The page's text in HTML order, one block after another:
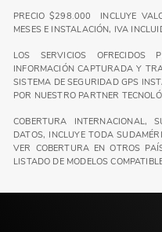
PRECIO $298.000 INCLUYE
MESES E INSTALACIÓN, IVA
LOS SERVICIOS OFRECIDOS
INFORMACIÓN CAPTURADA Y
SISTEMA DE SEGURIDAD GPS
POR NUESTRO PARTNER
COBERTURA INTERNACIONAL,
DATOS, INCLUYE TODA
VER COBERTURA EN OTROS
LISTADO DE MODELOS